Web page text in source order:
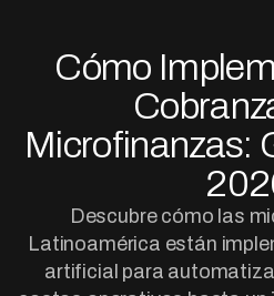
Cómo
Microfinanzas:
Descubre cómo las
Latinoamérica están
artificial para